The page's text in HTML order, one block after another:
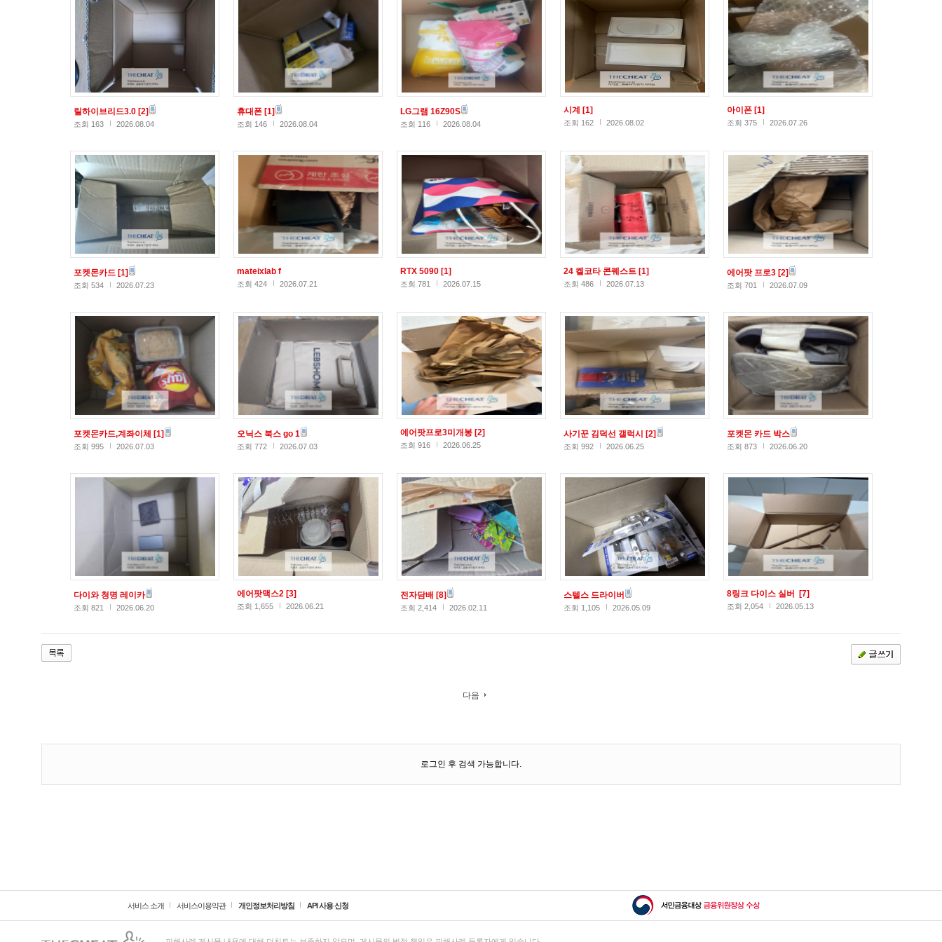
릴하이브리드3.0 [2]
조회 163 2026.08.04
휴대폰 [1]
조회 146 2026.08.04
LG그램 16Z90S
조회 116 2026.08.04
시계 [1]
조회 162 2026.08.02
아이폰 [1]
조회 375 2026.07.26
포켓몬카드 [1]
조회 534 2026.07.23
mateixlab f
조회 424 2026.07.21
RTX 5090 [1]
조회 781 2026.07.15
24 켈코타 콘퀘스트 [1]
조회 486 2026.07.13
에어팟 프로3 [2]
조회 701 2026.07.09
포켓몬카드,계좌이체 [1]
조회 995 2026.07.03
오닉스 북스 go 1
조회 772 2026.07.03
에어팟프로3미개봉 [2]
조회 916 2026.06.25
사기꾼 김덕선 갤럭시 [2]
조회 992 2026.06.25
포켓몬 카드 박스
조회 873 2026.06.20
다이와 청명 레이카
조회 821 2026.06.20
에어팟맥스2 [3]
조회 1,655 2026.06.21
전자담배 [8]
조회 2,414 2026.02.11
스텔스 드라이버
조회 1,105 2026.05.09
8링크 다이스 실버 [7]
조회 2,054 2026.05.13
다음
로그인 후 검색 가능합니다.
서비스 소개 서비스이용약관 개인정보처리방침 API 사용 신청